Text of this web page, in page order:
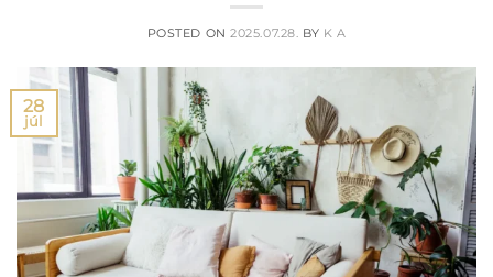
POSTED ON2025.07.28. BY K A
28
júl